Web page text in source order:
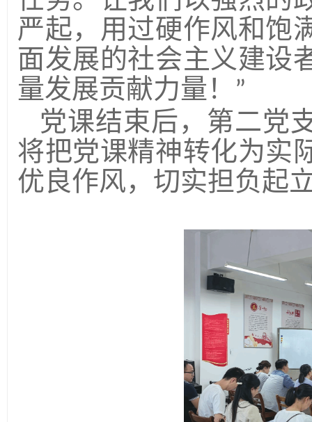
严起，用过硬作风和饱
面发展的社会主义建设
量发展贡献力量！
”
党课结束后，第二党
将把党课精神转化为实
优良作风，切实担负起